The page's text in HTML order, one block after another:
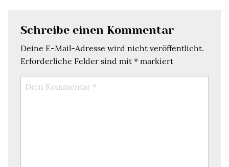
Schreibe einen Kommentar
Deine E-Mail-Adresse wird nicht veröffentlicht.
Erforderliche Felder sind mit * markiert